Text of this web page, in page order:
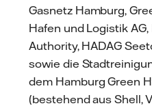
Gasnetz Hamburg,
Hafen und Logistik
Authority, HADAG
sowie die
dem Hamburg Green
(bestehend aus Shell,